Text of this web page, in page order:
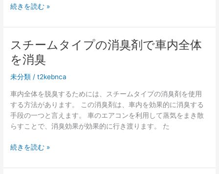
能
来
へ
の
羅
盤
離
後
家
を
却
す
る
利
点
は？
続きを読む »
スチームタイプの消臭剤で車内全体
を消臭
未分類 /t2kebnca
車内全体を脱臭するためには、スチームタイプの消臭剤を使用
する方法があります。 この消臭剤は、車内を効果的に消臭する
手段の一つと言えます。 車のエアコンを利用して蒸気をまき散
らすことで、消臭効果が効果的に行き渡ります。 た
ス
ー
続きを読む »